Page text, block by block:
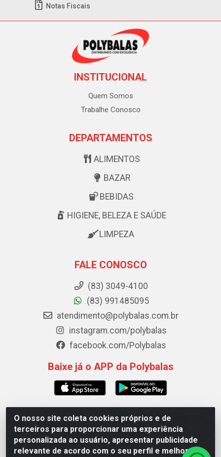
O nosso site coleta cookies próprios e de
terceiros para proporcionar uma experiência
personalizada ao usuário, apresentar publicidade
relevante de acordo com o seu perfil e melhorar a
Notas Fiscais
INSTITUCIONAL
Quem Somos
Trabalhe Conosco
DEPARTAMENTOS
ALIMENTOS
BAZAR
BEBIDAS
HIGIENE, BELEZA E SAÚDE
LIMPEZA
FALE CONOSCO
(83) 3049-4100
(83) 991485095
atendimento@polybalas.com.br
instagram.com/polybalas
facebook.com/Polybalas
Baixe já o APP da Polybalas
Polybalas - Rua João Miguel de Souza, 173 Galpão B -
Ernesto Geisel, João Pessoa/PB - CEP 58.075-075 - CNPJ
00.909.327/0002-61